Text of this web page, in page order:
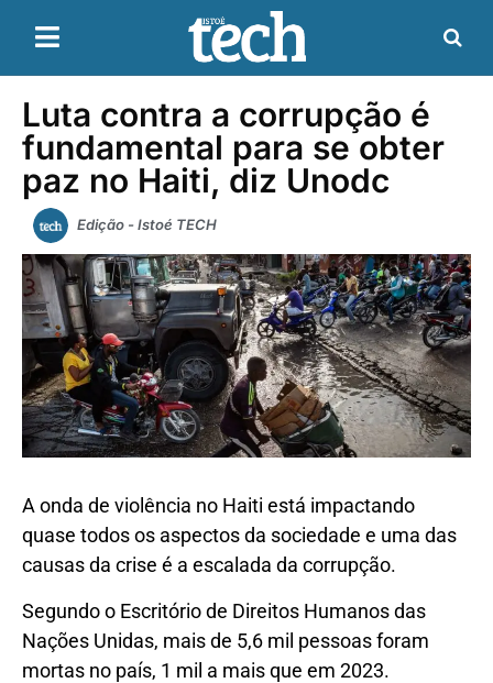
Luta contra a corrupção é
fundamental para se obter
paz no Haiti, diz Unodc
Edição - Istoé TECH
A onda de violência no Haiti está impactando
quase todos os aspectos da sociedade e uma das
causas da crise é a escalada da corrupção.
Segundo o Escritório de Direitos Humanos das
Nações Unidas, mais de 5,6 mil pessoas foram
mortas no país, 1 mil a mais que em 2023.